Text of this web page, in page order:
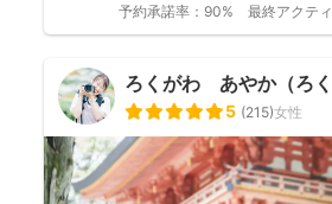
予約承諾率： 90% 最終アクティ
ろくがわ あやか（ろく
5 (215)女性